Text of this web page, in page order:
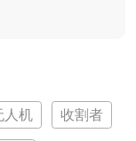
人机
收割者